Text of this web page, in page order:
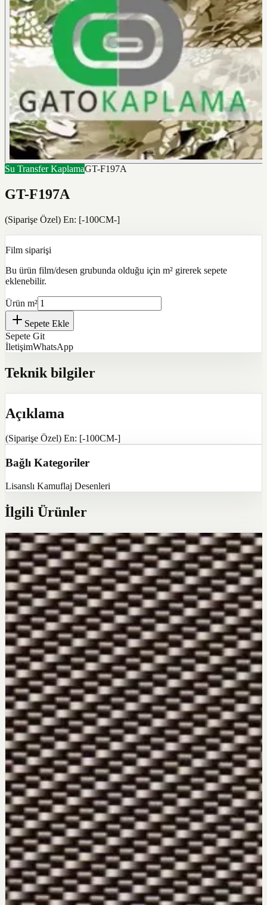
Su Transfer KaplamaGT-F197A
GT-F197A
(Siparişe Özel) En: [-100CM-]
Film siparişi
Bu ürün film/desen grubunda olduğu için m² girerek sepete
eklenebilir.
Ürün m²
Sepete Ekle
Sepete Git
İletişimWhatsApp
Teknik bilgiler
Açıklama
(Siparişe Özel) En: [-100CM-]
Bağlı Kategoriler
Lisanslı Kamuflaj Desenleri
İlgili Ürünler